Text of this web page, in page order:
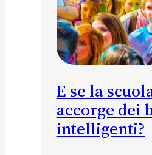
E se la
accorge dei
intelligenti?